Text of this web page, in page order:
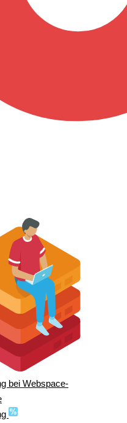
bei Webspace-